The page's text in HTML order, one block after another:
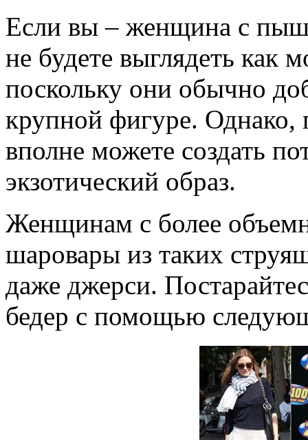
Если вы – женщина с
не будете выглядеть как
поскольку они обычно
крупной фигуре. Однако,
вполне можете создать
экзотический образ.
Женщинам с более
шаровары из таких
даже джерси.
бедер с помощью